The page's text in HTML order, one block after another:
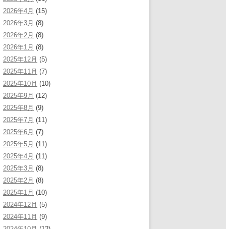
2026年4月 (15)
2026年3月 (8)
2026年2月 (8)
2026年1月 (8)
2025年12月 (5)
2025年11月 (7)
2025年10月 (10)
2025年9月 (12)
2025年8月 (9)
2025年7月 (11)
2025年6月 (7)
2025年5月 (11)
2025年4月 (11)
2025年3月 (8)
2025年2月 (8)
2025年1月 (10)
2024年12月 (5)
2024年11月 (9)